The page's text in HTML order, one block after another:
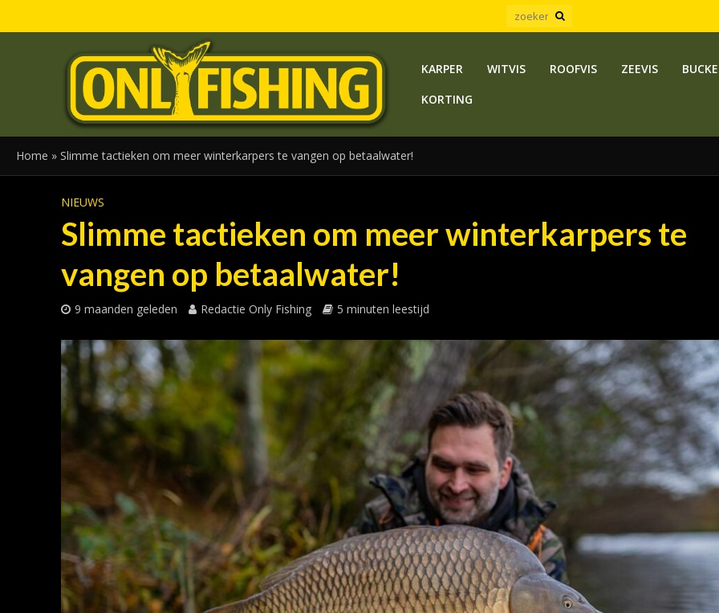
KARPER WITVIS ROOFVIS ZEEVIS
KORTING
Home » Slimme tactieken om meer winterkarpers te vangen op betaalwater!
NIEUWS
Slimme tactieken om meer winterkarpers te
vangen op betaalwater!
9 maanden geleden Redactie Only Fishing 5 minuten leestijd